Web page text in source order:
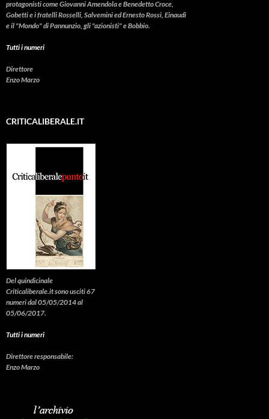
protagonisti come Giovanni Amendola e Benedetto Croce,
Gobetti e i fratelli Rosselli, Salvemini ed Ernesto Rossi, Einaudi
e il "Mondo" di Pannunzio, gli "azionisti" e Bobbio.
Tutti i numeri
Direttore
Enzo Marzo
CRITICALIBERALE.IT
Del quindicinale
Criticaliberale.it sono usciti 67
numeri dal 05/05/2014 al
05/06/2017.
Tutti i numeri
Direttore responsabile:
Enzo Marzo